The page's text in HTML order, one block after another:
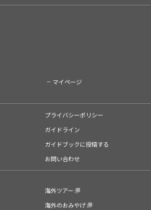
マイページ
プライバシーポリシー
ガイドライン
ガイドブックに投稿する
お問い合わせ
海外ツアー
海外のおみやげ